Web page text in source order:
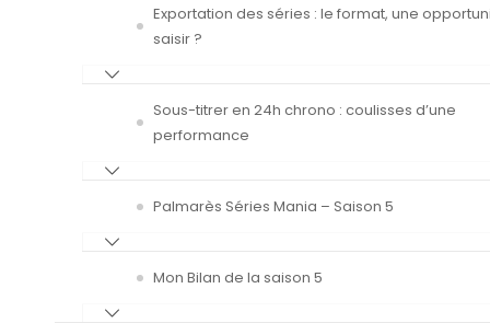
Exportation des séries : le format, une
saisir ?
Sous-titrer en 24h chrono : coulisses d’une
performance
Palmarès Séries Mania – Saison 5
Mon Bilan de la saison 5